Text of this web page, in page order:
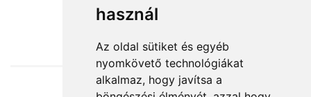
használ
Az oldal sütiket és egyéb
nyomkövető technológiákat
alkalmaz, hogy javítsa a
15 760 Ft-tól